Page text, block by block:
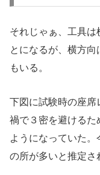
それじゃぁ、工具は
とになるが、横方向
もいる。
下図に試験時の座席
禍で３密を避けるた
ようになっていた。
の所が多いと推定さ